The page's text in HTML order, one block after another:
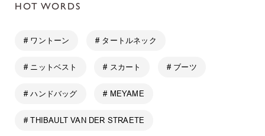
HOT WORDS
# ワントーン # タートルネック
# ニットベスト # スカート # ブーツ
# ハンドバッグ # MEYAME
# THIBAULT VAN DER STRAETE